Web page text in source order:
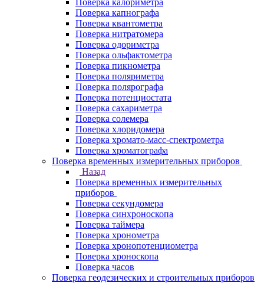
Поверка калориметра
Поверка капнографа
Поверка квантометра
Поверка нитратомера
Поверка одориметра
Поверка ольфактометра
Поверка пикнометра
Поверка поляриметра
Поверка полярографа
Поверка потенциостата
Поверка сахариметра
Поверка солемера
Поверка хлоридомера
Поверка хромато-масс-спектрометра
Поверка хроматографа
Поверка временных измерительных приборов
Назад
Поверка временных измерительных
приборов
Поверка секундомера
Поверка синхроноскопа
Поверка таймера
Поверка хронометра
Поверка хронопотенциометра
Поверка хроноскопа
Поверка часов
Поверка геодезических и строительных приборов